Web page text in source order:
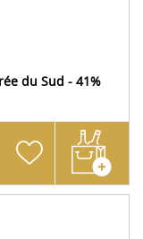
du Sud - 41%